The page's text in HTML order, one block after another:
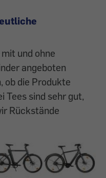
und ohne
angeboten
ob die Produkte
Tees sind sehr gut,
Rückstände